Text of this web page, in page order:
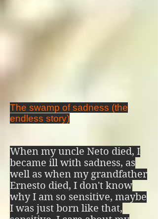
decide, en una
decisión libre pero
entre su consciente e
mantenerse en el
alguno de los niveles
del infierno, y cuando
el angel o arcángel
caído cumple su
The swamp of sadness (the
endless story)
When my uncle Neto died, I
became ill with sadness, as
well as when my grandfather
Ernesto died, I don't know
why I am so sensitive, maybe
I was just born like that,